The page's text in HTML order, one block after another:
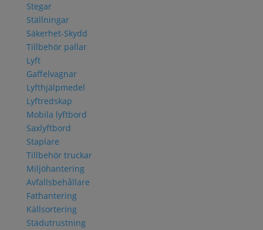
Stegar
Ställningar
Säkerhet-Skydd
Tillbehör pallar
Lyft
Gaffelvagnar
Lyfthjälpmedel
Lyftredskap
Mobila lyftbord
Saxlyftbord
Staplare
Tillbehör truckar
Miljöhantering
Avfallsbehållare
Fathantering
Källsortering
Städutrustning